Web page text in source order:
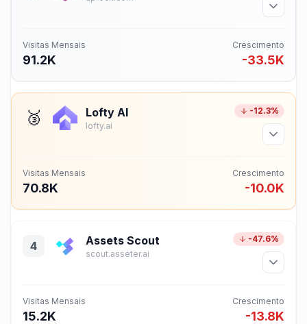
Visitas Mensais
91.2K
Crescimento
-33.5K
🥉 Lofty AI
lofty.ai
-12.3%
Visitas Mensais
70.8K
Crescimento
-10.0K
4 Assets Scout
scout.asseter.ai
-47.6%
Visitas Mensais
15.2K
Crescimento
-13.8K